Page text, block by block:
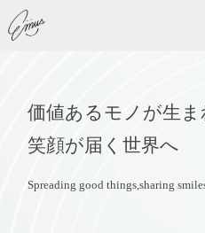
価値あるモノが生ま
笑顔が届く世界へ
Spreading good things,sharing